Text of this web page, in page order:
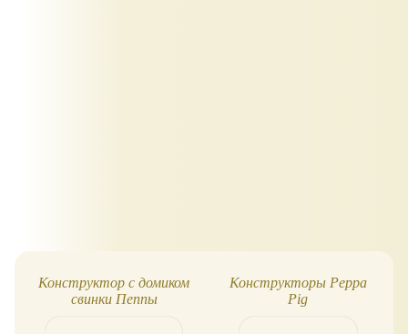
Конструктор с домиком
свинки Пеппы
Конструкторы Peppa
Pig